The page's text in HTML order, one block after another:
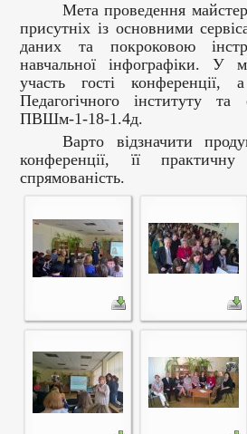
Мета проведення
присутніх із основними
даних та покроковою
навчальної інфографіки. У
участь гості конференції,
Педагогічного інституту
ПВШм-1-18-1.4д.
Варто відзначити
конференції, її
спрямованість.